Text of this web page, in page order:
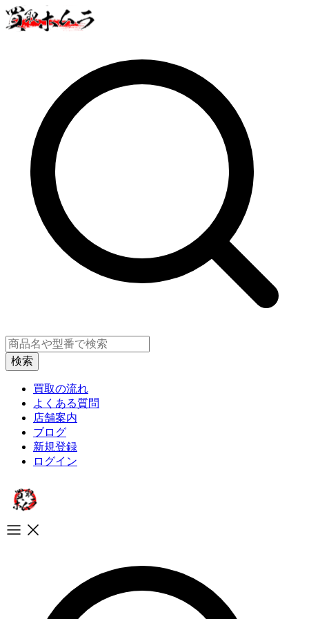
買取の流れ
よくある質問
店舗案内
ブログ
新規登録
ログイン